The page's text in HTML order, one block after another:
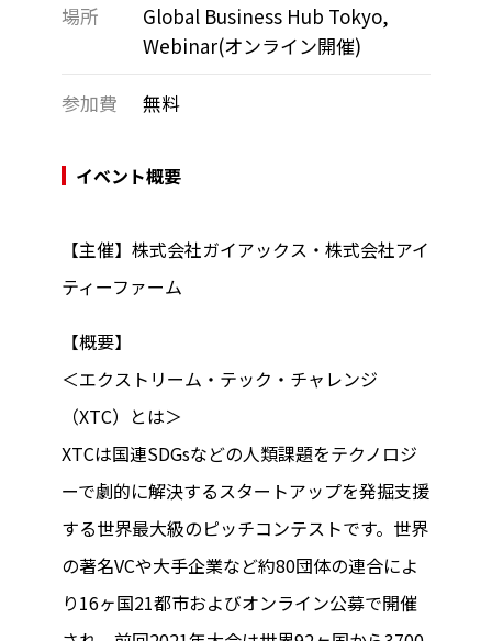
場所
Global Business Hub Tokyo,
Webinar(オンライン開催)
参加費 無料
イベント概要
【主催】株式会社ガイアックス・株式会社アイ
ティーファーム
【概要】
＜エクストリーム・テック・チャレンジ
（XTC）とは＞
XTCは国連SDGsなどの人類課題をテクノロジ
ーで劇的に解決するスタートアップを発掘支援
する世界最大級のピッチコンテストです。世界
の著名VCや大手企業など約80団体の連合によ
り16ヶ国21都市およびオンライン公募で開催